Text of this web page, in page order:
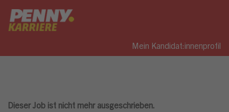
Mein Kandidat:innenprofil
Dieser Job ist nicht mehr ausgeschrieben.